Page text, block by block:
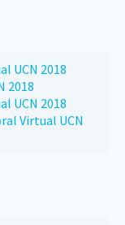
UCN 2018
2018
UCN 2018
Virtual UCN